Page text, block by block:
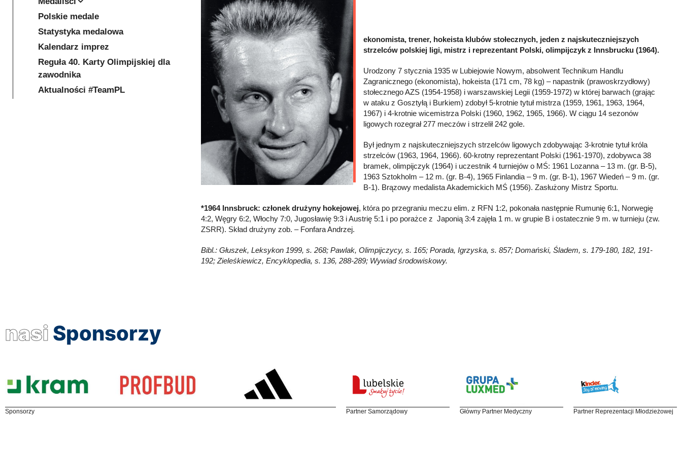
ekonomista, trener, hokeista klubów stołecznych, jeden z najskuteczniejszych
strzelców polskiej ligi, mistrz i reprezentant Polski, olimpijczyk z Innsbrucku (1964).
Urodzony 7 stycznia 1935 w Lubiejowie Nowym, absolwent Technikum Handlu
Zagranicznego (ekonomista), hokeista (171 cm, 78 kg) – napastnik (prawoskrzydłowy)
stołecznego AZS (1954-1958) i warszawskiej Legii (1959-1972) w której barwach (grając
w ataku z Gosztyłą i Burkiem) zdobył 5-krotnie tytuł mistrza (1959, 1961, 1963, 1964,
1967) i 4-krotnie wicemistrza Polski (1960, 1962, 1965, 1966). W ciągu 14 sezonów
ligowych rozegrał 277 meczów i strzelił 242 gole.
Był jednym z najskuteczniejszych strzelców ligowych zdobywając 3-krotnie tytuł króla
strzelców (1963, 1964, 1966). 60-krotny reprezentant Polski (1961-1970), zdobywca 38
bramek, olimpijczyk (1964) i uczestnik 4 turniejów o MŚ: 1961 Lozanna – 13 m. (gr. B-5),
1963 Sztokholm – 12 m. (gr. B-4), 1965 Finlandia – 9 m. (gr. B-1), 1967 Wiedeń – 9 m. (gr.
B-1). Brązowy medalista Akademickich MŚ (1956). Zasłużony Mistrz Sportu.
*1964 Innsbruck: członek drużyny hokejowej, która po przegraniu meczu elim. z RFN 1:2, pokonała następnie Rumunię 6:1, Norwegię
4:2, Węgry 6:2, Włochy 7:0, Jugosławię 9:3 i Austrię 5:1 i po porażce z Japonią 3:4 zajęła 1 m. w grupie B i ostatecznie 9 m. w turnieju (zw.
ZSRR). Skład drużyny zob. – Fonfara Andrzej.
Bibl.: Głuszek, Leksykon 1999, s. 268; Pawlak, Olimpijczycy, s. 165; Porada, Igrzyska, s. 857; Domański, Śladem, s. 179-180, 182, 191-
192; Zieleśkiewicz, Encyklopedia, s. 136, 288-289; Wywiad środowiskowy.
Polskie medale
Statystyka medalowa
Kalendarz imprez
Reguła 40. Karty Olimpijskiej dla
zawodnika
Aktualności #TeamPL
nasi Sponsorzy
Sponsorzy Partner Samorządowy Główny Partner Medyczny Partner Reprezentacji Młodzieżowej